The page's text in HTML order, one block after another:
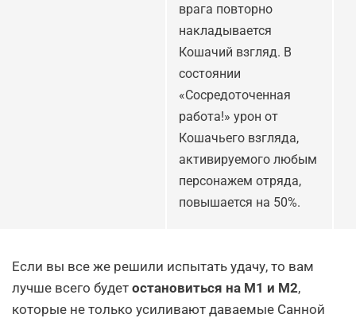
врага повторно
накладывается
Кошачий взгляд. В
состоянии
«Сосредоточенная
работа!» урон от
Кошачьего взгляда,
активируемого любым
персонажем отряда,
повышается на 50%.
Если вы все же решили испытать удачу, то вам
лучше всего будет остановиться на М1 и М2,
которые не только усиливают даваемые Санной